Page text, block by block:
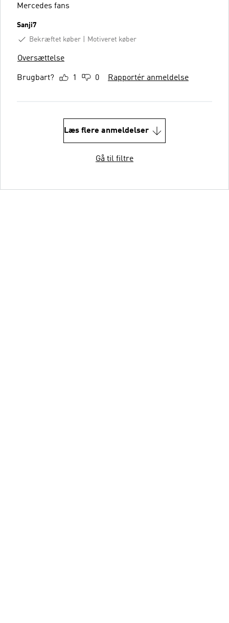
Mercedes fans
Sanji7
Bekræftet køber
Motiveret køber
Oversættelse
Brugbart? 1 0 Rapportér anmeldelse
Læs flere anmeldelser
Gå til filtre